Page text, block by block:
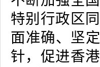
特别行政区
面准确、坚
针，促进香